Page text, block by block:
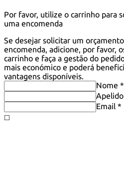
Por favor, utilize o carrinho para
uma encomenda
Se desejar solicitar um
encomenda, adicione, por favor,
carrinho e faça a gestão do
mais económico e poderá
vantagens disponíveis.
Nome *
Email *
◻️